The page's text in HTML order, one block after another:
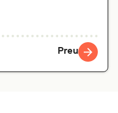
Preu